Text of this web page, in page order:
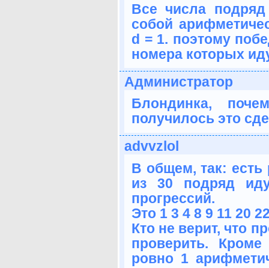
Все числа
собой
d = 1. поэтому
номера которых
Администратор
Блондинка,
получилось это
advvzlol
В общем, так: есть
из 30 подряд
прогрессий.
Это 1 3 4 8 9 11 20
Кто не верит, что
проверить.
ровно 1